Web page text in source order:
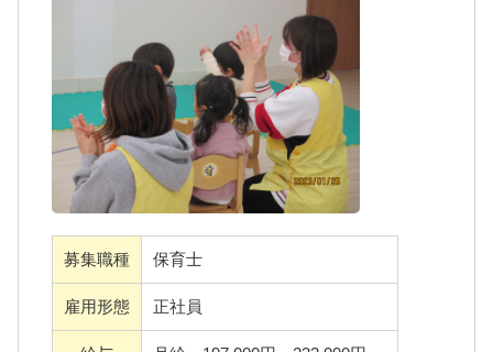
年齢や経験は問いません。
経験の有無に関わらず、それぞれの良さを活
かしながら活躍できる園です。
職員同士の仲が良く、笑顔や会話の多いあた
たかな職場です。
安心して働きながら子どもたちの成長を一緒
資格をお持ちの方であれば、未経験やブラン
・「新卒保育士・産休育休明け保育士・未経
験保育士も活躍中」
・「保育のプロフェッショナルとして高めあ
える環境」
・「柔軟な働き方・キャリアが築けます」
・「子どもたち・保護者に伝わる先生たちの
雰囲気が自慢」
募集職種 保育士
雇用形態 正社員